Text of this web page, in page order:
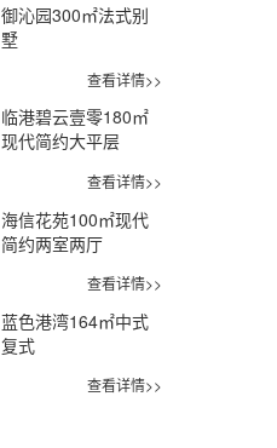
御沁园300㎡法式别
墅
查看详情>>
临港碧云壹零180㎡
现代简约大平层
查看详情>>
海信花苑100㎡现代
简约两室两厅
查看详情>>
蓝色港湾164㎡中式
复式
查看详情>>